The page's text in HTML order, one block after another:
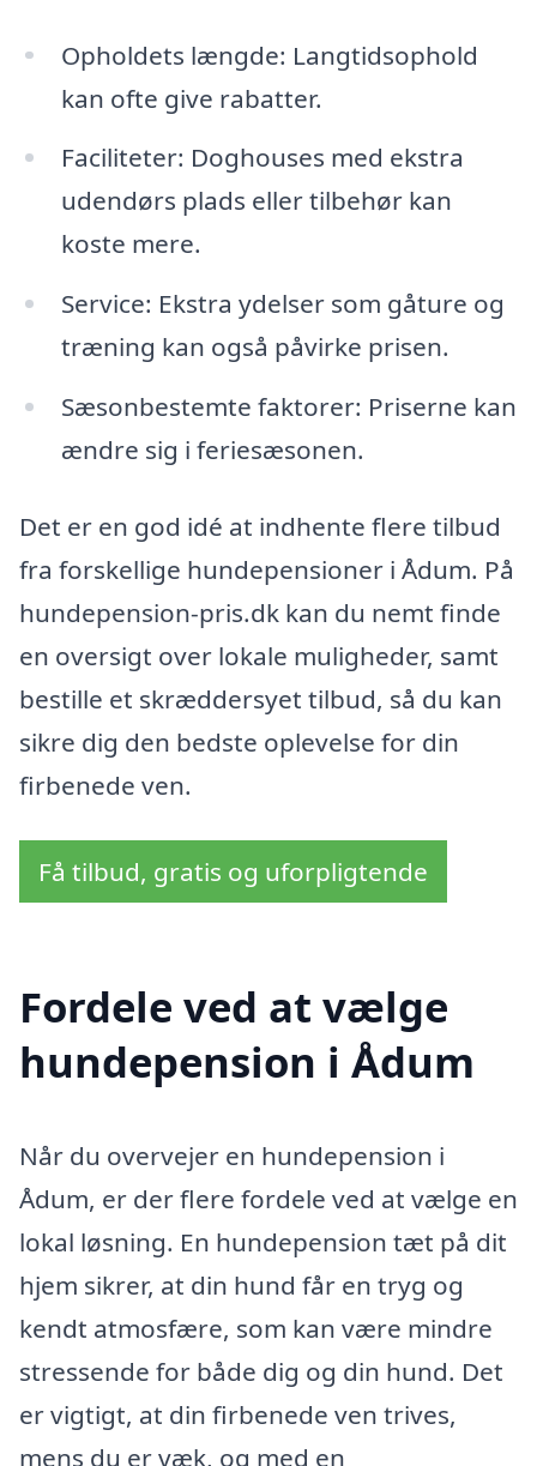
Opholdets længde: Langtidsophold
kan ofte give rabatter.
Faciliteter: Doghouses med ekstra
udendørs plads eller tilbehør kan
koste mere.
Service: Ekstra ydelser som gåture og
træning kan også påvirke prisen.
Sæsonbestemte faktorer: Priserne kan
ændre sig i feriesæsonen.
Det er en god idé at indhente flere tilbud
fra forskellige hundepensioner i Ådum. På
hundepension-pris.dk kan du nemt finde
en oversigt over lokale muligheder, samt
bestille et skræddersyet tilbud, så du kan
sikre dig den bedste oplevelse for din
firbenede ven.
Få tilbud, gratis og uforpligtende
Fordele ved at vælge
hundepension i Ådum
Når du overvejer en hundepension i
Ådum, er der flere fordele ved at vælge en
lokal løsning. En hundepension tæt på dit
hjem sikrer, at din hund får en tryg og
kendt atmosfære, som kan være mindre
stressende for både dig og din hund. Det
er vigtigt, at din firbenede ven trives,
mens du er væk, og med en